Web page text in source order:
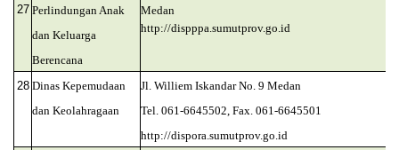
27 Perlindungan Anak
dan Keluarga
Berencana
Medan
http://dispppa.sumutprov.go.id
28 Dinas Kepemudaan
dan Keolahragaan
Jl. Williem Iskandar No. 9 Medan
Tel. 061-6645502, Fax. 061-6645501
http://dispora.sumutprov.go.id